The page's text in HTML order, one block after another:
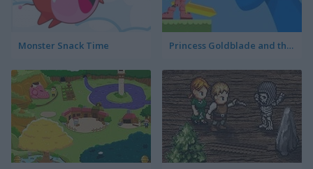
Monster Snack Time Princess Goldblade and the Dangerous Water